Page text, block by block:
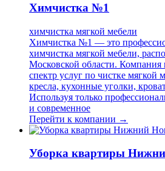
Химчистка №1
химчистка мягкой мебели
Химчистка №1 — это
химчистка мягкой мебели,
Московской области. Компания
спектр услуг по чистке мягкой
кресла, кухонные уголки,
Используя только
и современное
Перейти к компании →
Уборка квартиры